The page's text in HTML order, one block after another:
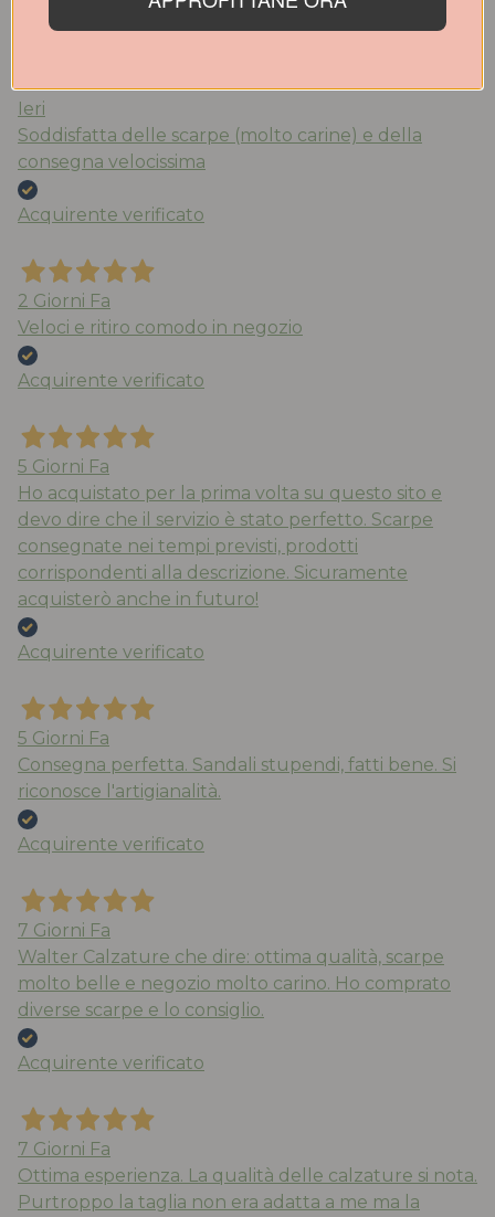
Acquirente verificato
Ieri
Soddisfatta delle scarpe (molto carine) e della
consegna velocissima
Acquirente verificato
2 Giorni Fa
Veloci e ritiro comodo in negozio
Acquirente verificato
5 Giorni Fa
Ho acquistato per la prima volta su questo sito e
devo dire che il servizio è stato perfetto. Scarpe
consegnate nei tempi previsti, prodotti
corrispondenti alla descrizione. Sicuramente
acquisterò anche in futuro!
Acquirente verificato
5 Giorni Fa
Consegna perfetta. Sandali stupendi, fatti bene. Si
riconosce l'artigianalità.
Acquirente verificato
7 Giorni Fa
Walter Calzature che dire: ottima qualità, scarpe
molto belle e negozio molto carino. Ho comprato
diverse scarpe e lo consiglio.
Acquirente verificato
7 Giorni Fa
Ottima esperienza. La qualità delle calzature si nota.
Purtroppo la taglia non era adatta a me ma la